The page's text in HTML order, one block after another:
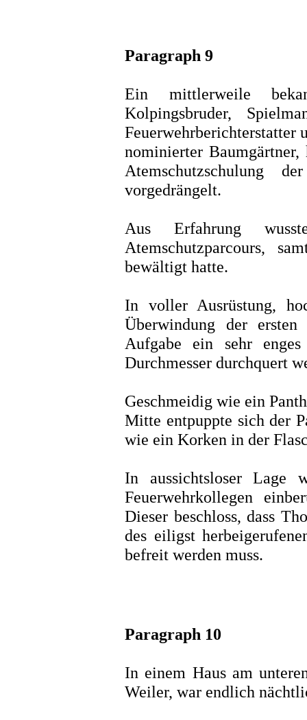
Paragraph 9
Ein mittlerweile
Kolpingsbruder,
Feuerwehrberichterstatter
nominierter
Atemschutzschulung
vorgedrängelt.
Aus Erfahrung
Atemschutzparcours,
bewältigt hatte.
In voller Ausrüstung,
Überwindung der ersten
Aufgabe ein sehr
Durchmesser durchquert
Geschmeidig wie ein
Mitte entpuppte sich der
wie ein Korken in der
In aussichtsloser Lage
Feuerwehrkollegen
Dieser beschloss, dass
des eiligst
befreit werden muss.
Paragraph 10
In einem Haus am
Weiler, war endlich